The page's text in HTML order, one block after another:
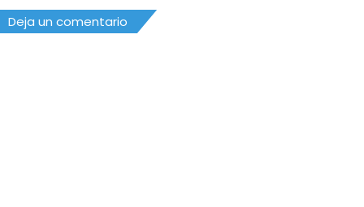
Deja un comentario